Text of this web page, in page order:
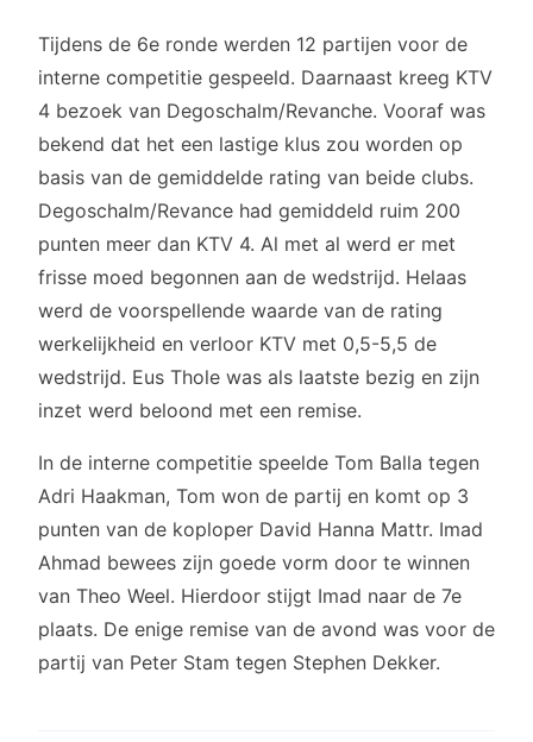
Tijdens de 6e ronde werden 12 partijen voor de
interne competitie gespeeld. Daarnaast kreeg KTV
4 bezoek van Degoschalm/Revanche. Vooraf was
bekend dat het een lastige klus zou worden op
basis van de gemiddelde rating van beide clubs.
Degoschalm/Revance had gemiddeld ruim 200
punten meer dan KTV 4. Al met al werd er met
frisse moed begonnen aan de wedstrijd. Helaas
werd de voorspellende waarde van de rating
werkelijkheid en verloor KTV met 0,5-5,5 de
wedstrijd. Eus Thole was als laatste bezig en zijn
inzet werd beloond met een remise.
In de interne competitie speelde Tom Balla tegen
Adri Haakman, Tom won de partij en komt op 3
punten van de koploper David Hanna Mattr. Imad
Ahmad bewees zijn goede vorm door te winnen
van Theo Weel. Hierdoor stijgt Imad naar de 7e
plaats. De enige remise van de avond was voor de
partij van Peter Stam tegen Stephen Dekker.